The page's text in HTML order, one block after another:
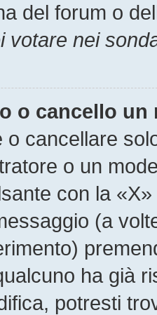
del forum o
votare nei
o cancello un
o cancellare
o un
con la
(a
ha già
potresti